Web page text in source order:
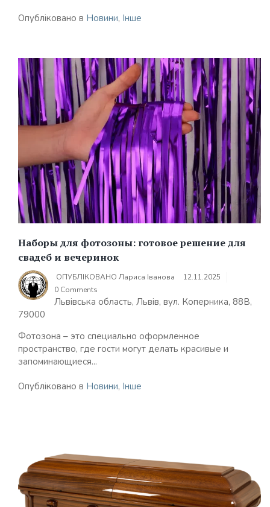
Опубліковано в Новини, Інше
Наборы для фотозоны: готовое решение для
свадеб и вечеринок
ОПУБЛІКОВАНО Лариса Іванова
12.11.2025
0 Comments
Львівська область, Львів, вул. Коперника, 88В,
79000
Фотозона – это специально оформленное
пространство, где гости могут делать красивые и
запоминающиеся...
Опубліковано в Новини, Інше